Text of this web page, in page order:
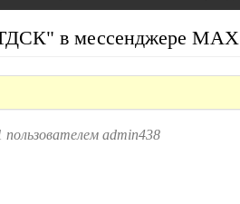
в мессенджере МАХ
пользователем admin438